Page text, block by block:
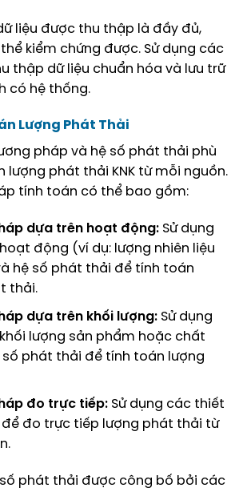
liệu được thu thập là đầy đủ,
kiểm chứng được. Sử dụng các
thập dữ liệu chuẩn hóa và lưu trữ
có hệ thống.
Lượng Phát Thải
pháp và hệ số phát thải phù
lượng phát thải KNK từ mỗi nguồn.
tính toán có thể bao gồm:
dựa trên hoạt động: Sử dụng
động (ví dụ: lượng nhiên liệu
hệ số phát thải để tính toán
thải.
dựa trên khối lượng: Sử dụng
lượng sản phẩm hoặc chất
số phát thải để tính toán lượng
đo trực tiếp: Sử dụng các thiết
đo trực tiếp lượng phát thải từ
số phát thải được công bố bởi các